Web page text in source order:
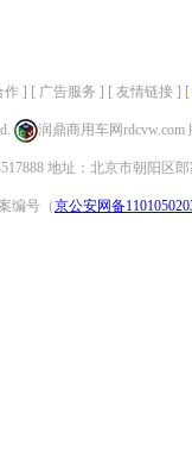
作 ] [ 广告服务 ] [ 友情链接 ] [
润鼎商用车网
地址：北京市朝阳区
编号（京公安网备